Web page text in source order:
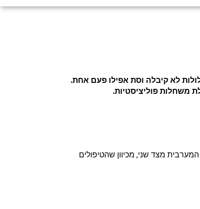
מצד שני, מכיוון שהטיפולים